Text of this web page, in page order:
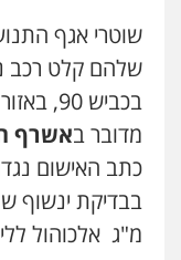
שוטרי אגף
בכביש
מדובר באשרף
כתב האישום
מ"ג אלכוהול